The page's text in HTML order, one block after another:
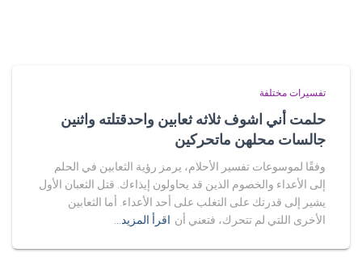
تفسيرات مختلفة
حلمت أني اشوف ثلاثه ثعابين واحدقتلته واثنين
جالسات محلهن ماتحركين
وفقًا لموسوعات تفسير الأحلام، يرمز رؤية الثعابين في الحلم
إلى الأعداء والخصوم الذين قد يحاولون إيذاءك. قتل الثعبان الأول
يشير إلى قدرتك على التغلب على أحد الأعداء. أما الثعابين
الأخرى اللتي لم تتحرك، فتعني أن اقرأ المزيد…